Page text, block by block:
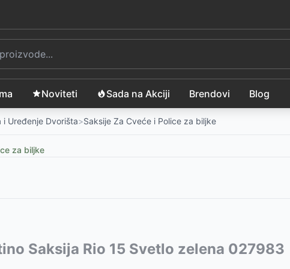
Noviteti Sada na Akciji Brendovi Blog
i Uređenje Dvorišta>Saksije Za Cveće i Police za biljke
za biljke
-833 RSD
Saksija Rio 15 Svetlo zelena 027983